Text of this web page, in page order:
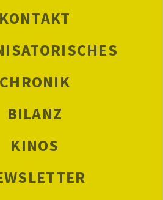
KONTAKT
CHRONIK
BILANZ
KINOS